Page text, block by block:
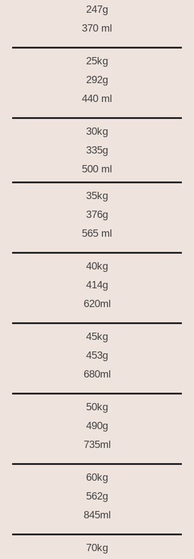
247g
370 ml
25kg
292g
440 ml
30kg
335g
500 ml
35kg
376g
565 ml
40kg
414g
620ml
45kg
453g
680ml
50kg
490g
735ml
60kg
562g
845ml
70kg